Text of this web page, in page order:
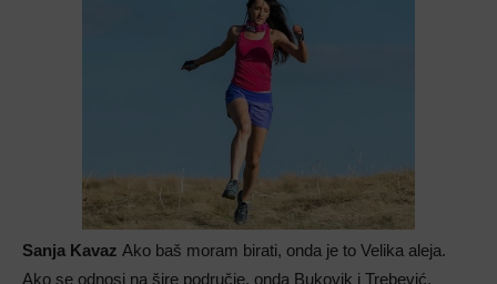
Sanja Kavaz Ako baš moram birati, onda je to Velika aleja.
Ako se odnosi na šire područje, onda Bukovik i Trebević.